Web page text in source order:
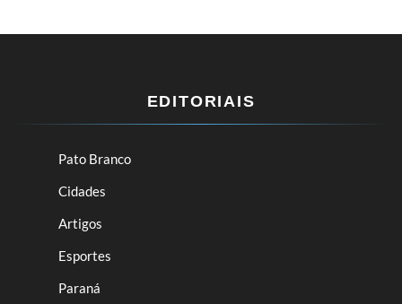
EDITORIAIS
Pato Branco
Cidades
Artigos
Esportes
Paraná